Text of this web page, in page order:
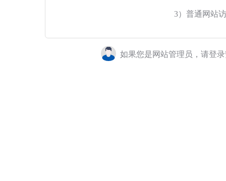
3）普通网站
如果您是网站管理员，请登